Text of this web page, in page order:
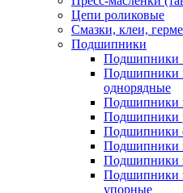
Цепи роликовые
Смазки, клеи,
Подшипники
Подшипники
Подшипники
однорядные
Подшипники
Подшипники
Подшипники
Подшипники
Подшипники
Подшипники
упорные